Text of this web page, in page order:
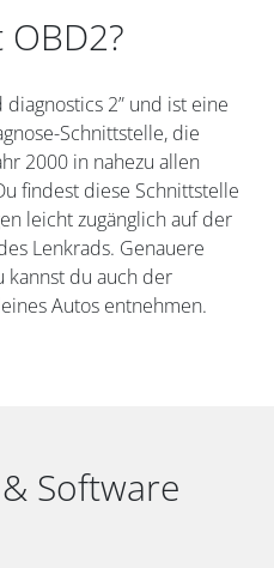
2” und ist eine
Schnittstelle, die
2000 in nahezu allen
findest diese Schnittstelle
leicht zugänglich auf der
Lenkrads. Genauere
kannst du auch der
Autos entnehmen.
Software